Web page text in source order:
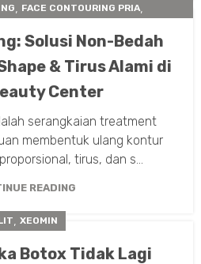
, FACE CONTOURING PRIA,
WAJAH,THREADLIFT
Solusi Non-Bedah
& Tirus Alami di
Center
serangkaian treatment
membentuk ulang kontur
tirus, dan s...
READING
, XEOMIN
Botox Tidak Lagi